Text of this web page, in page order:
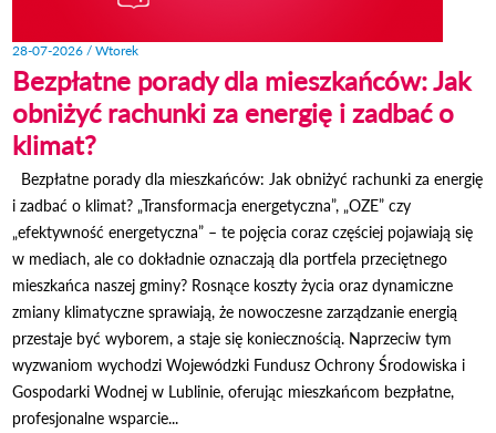
28-07-2026 / Wtorek
Bezpłatne porady dla mieszkańców: Jak
obniżyć rachunki za energię i zadbać o
klimat?
Bezpłatne porady dla mieszkańców: Jak obniżyć rachunki za energię
i zadbać o klimat? „Transformacja energetyczna”, „OZE” czy
„efektywność energetyczna” – te pojęcia coraz częściej pojawiają się
w mediach, ale co dokładnie oznaczają dla portfela przeciętnego
mieszkańca naszej gminy? Rosnące koszty życia oraz dynamiczne
zmiany klimatyczne sprawiają, że nowoczesne zarządzanie energią
przestaje być wyborem, a staje się koniecznością. Naprzeciw tym
wyzwaniom wychodzi Wojewódzki Fundusz Ochrony Środowiska i
Gospodarki Wodnej w Lublinie, oferując mieszkańcom bezpłatne,
profesjonalne wsparcie...